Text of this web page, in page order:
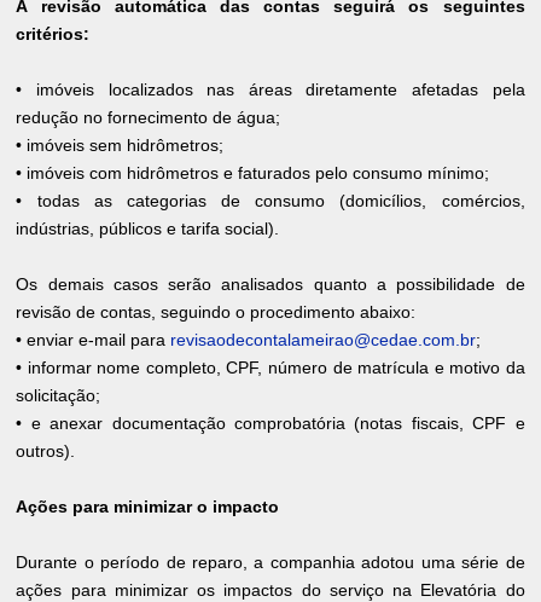
A revisão automática das contas seguirá os seguintes
critérios:
• imóveis localizados nas áreas diretamente afetadas pela
redução no fornecimento de água;
• imóveis sem hidrômetros;
• imóveis com hidrômetros e faturados pelo consumo mínimo;
• todas as categorias de consumo (domicílios, comércios,
indústrias, públicos e tarifa social).
Os demais casos serão analisados quanto a possibilidade de
revisão de contas, seguindo o procedimento abaixo:
• enviar e-mail para revisaodecontalameirao@cedae.com.br;
• informar nome completo, CPF, número de matrícula e motivo da
solicitação;
• e anexar documentação comprobatória (notas fiscais, CPF e
outros).
Ações para minimizar o impacto
Durante o período de reparo, a companhia adotou uma série de
ações para minimizar os impactos do serviço na Elevatória do